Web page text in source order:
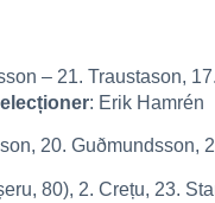
– 21. Traustason,
: Erik Hamrén
20. Guðmundsson,
80), 2. Crețu, 23.